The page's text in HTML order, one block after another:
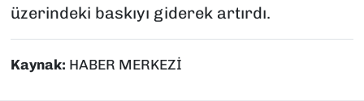
üzerindeki baskıyı giderek artırdı.
Kaynak: HABER MERKEZİ